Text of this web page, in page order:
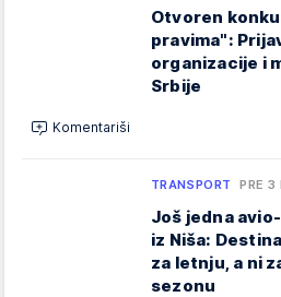
Otvoren
pravima":
organizacije i
Srbije
Komentariši
TRANSPORT PRE 3
Još jedna
iz Niša:
za letnju, a ni
sezonu